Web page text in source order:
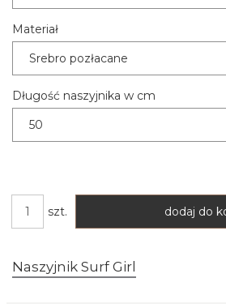
Materiał
Srebro pozłacane
Długość naszyjnika w cm
50
szt. dodaj do
Naszyjnik Surf Girl